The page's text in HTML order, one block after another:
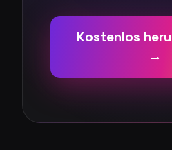
Kostenlos
→